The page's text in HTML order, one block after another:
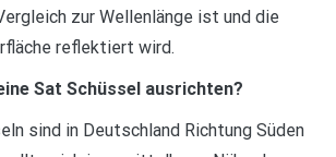
zur Wellenlänge ist und die
reflektiert wird.
Sat Schüssel ausrichten?
sind in Deutschland Richtung Süden